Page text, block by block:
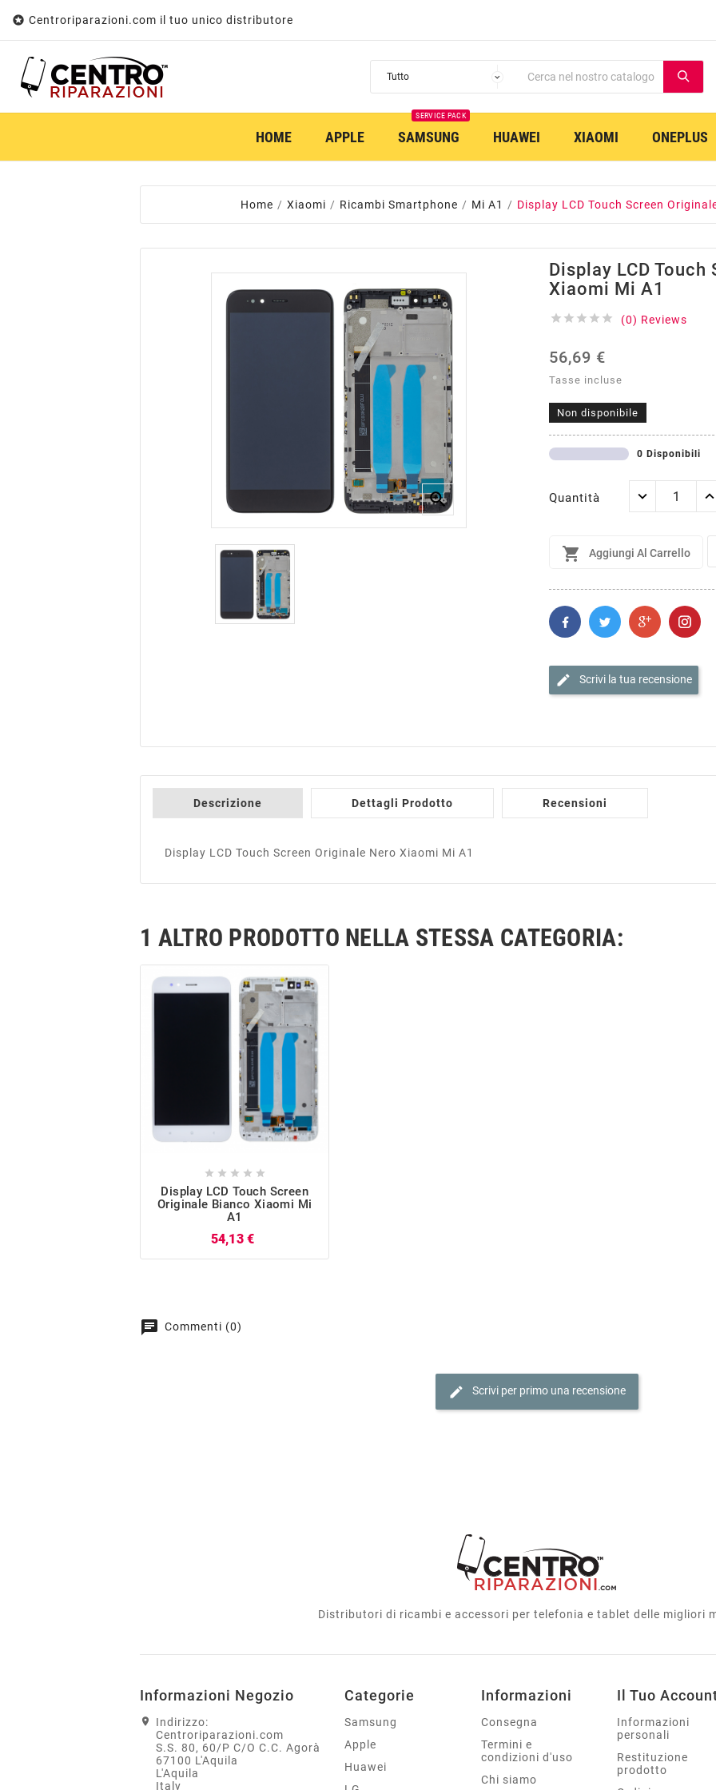
 Centroriparazioni.com il tuo unico distributore
HOME APPLE SAMSUNG
SERVICE PACK
HUAWEI XIAOMI ONEPLUS
Home Xiaomi Ricambi Smartphone Mi A1 Display LCD Touch Screen

Display LCD
Xiaomi Mi A1
     (0) Reviews
56,69 €
Tasse incluse
Non disponibile
0 Disponibili
Quantità
 Aggiungi Al Carrello
edit Scrivi la tua recensione
Descrizione Dettagli Prodotto Recensioni
Display LCD Touch Screen Originale Nero Xiaomi Mi A1
1 ALTRO PRODOTTO NELLA STESSA CATEGORIA:
    
Display LCD Touch Screen
Originale Bianco Xiaomi Mi
A1
54,13 €
chat Commenti (0)
edit Scrivi per primo una recensione
Distributori di ricambi e accessori per telefonia e tablet delle migliori
Informazioni Negozio
Indirizzo:
Centroriparazioni.com
S.S. 80, 60/P C/O C.C. Agorà
67100 L'Aquila
L'Aquila
Italy
Categorie
Samsung
Apple
Huawei
Informazioni
Consegna
Termini e
condizioni d'uso
Chi siamo
Il Tuo
Informazioni
personali
Restituzione
prodotto